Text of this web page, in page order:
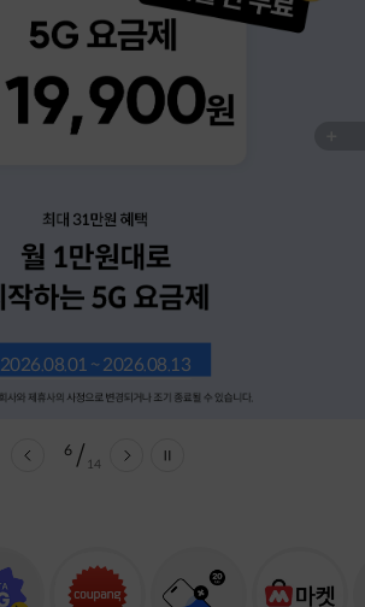
2026.08.01 ~ 2026.08.13
6 / 14